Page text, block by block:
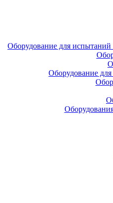
Оборудование для испытаний
Оборудование